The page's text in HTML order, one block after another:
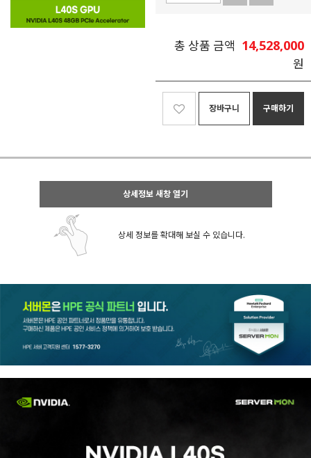
총 상품 금액 14,528,000
원
장바구니 구매하기
상세정보 새창 열기
상세 정보를 확대해 보실 수 있습니다.